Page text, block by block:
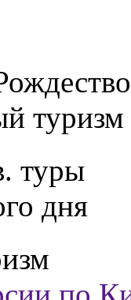
туризм
туры
дня